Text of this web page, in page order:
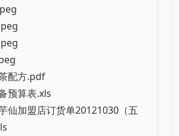
配方.pdf
预算表.xls
仙加盟店订货单20121030（五